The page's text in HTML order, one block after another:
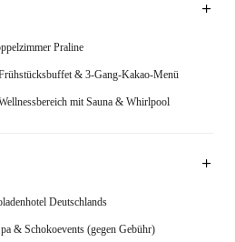
Praline
& 3-Gang-Kakao-Menü
mit Sauna & Whirlpool
Deutschlands
& Schokoevents (gegen Gebühr)